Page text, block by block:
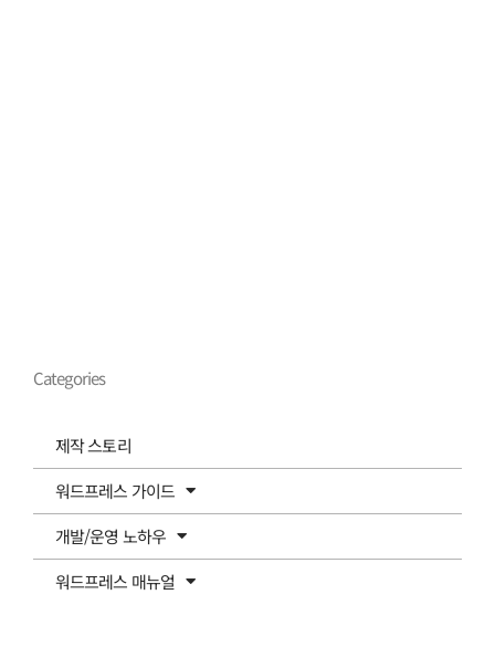
Categories
제작 스토리
워드프레스 가이드
개발/운영 노하우
워드프레스 매뉴얼